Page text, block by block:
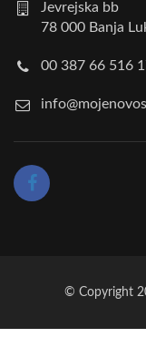
Jevrejska bb
78 000 Banja
00 387 66 516
© Copyright